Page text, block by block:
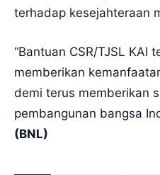
terhadap kesejahteraan
“Bantuan CSR/TJSL KAI
memberikan
demi terus memberikan
pembangunan bangsa
(BNL)